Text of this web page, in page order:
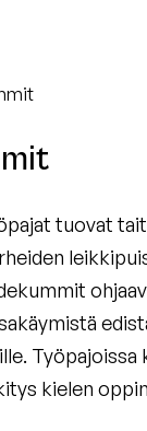
tuovat
Työpajoissa
kielen